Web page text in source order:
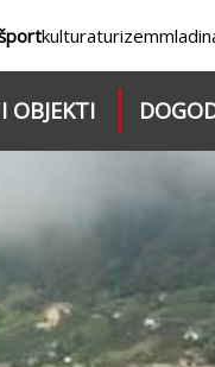
kulturaturizem
OBJEKTI